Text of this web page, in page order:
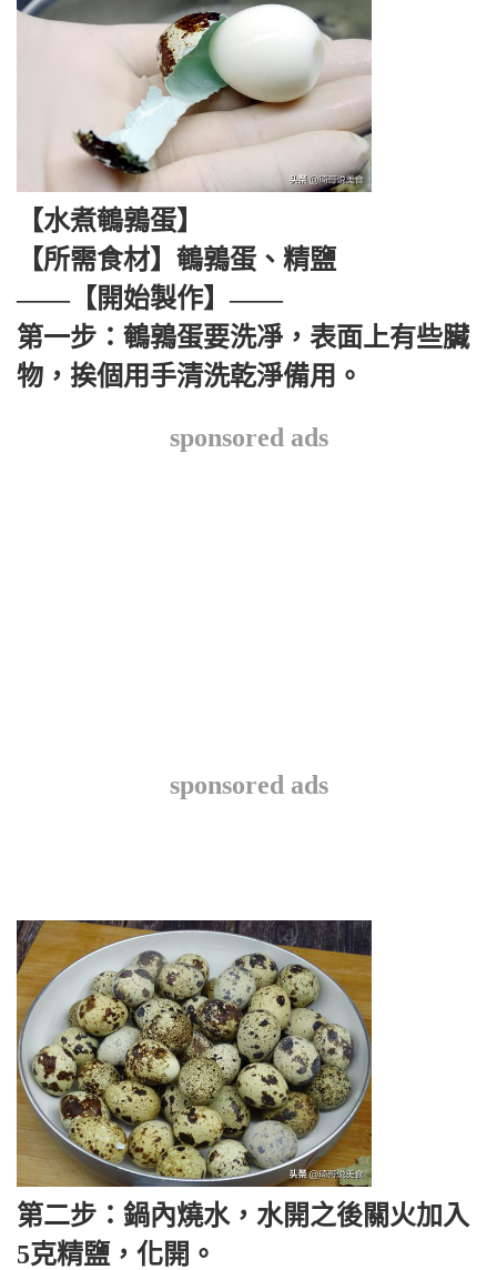
【水煮鵪鶉蛋】
【所需食材】鵪鶉蛋、精鹽
——【開始製作】——
第一步：鵪鶉蛋要洗凈，表面上有些臟
物，挨個用手清洗乾淨備用。
sponsored ads
sponsored ads
第二步：鍋內燒水，水開之後關火加入
5克精鹽，化開。